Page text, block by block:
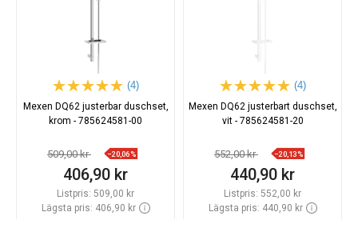
(4)
Mexen DQ62 justerbar duschset,
krom - 785624581-00
509,00 kr −20,06%
406,90 kr
Listpris: 509,00 kr
Lägsta pris: 406,90 kr
(4)
Mexen DQ62 justerbart duschset,
vit - 785624581-20
552,00 kr −20,13%
440,90 kr
Listpris: 552,00 kr
Lägsta pris: 440,90 kr